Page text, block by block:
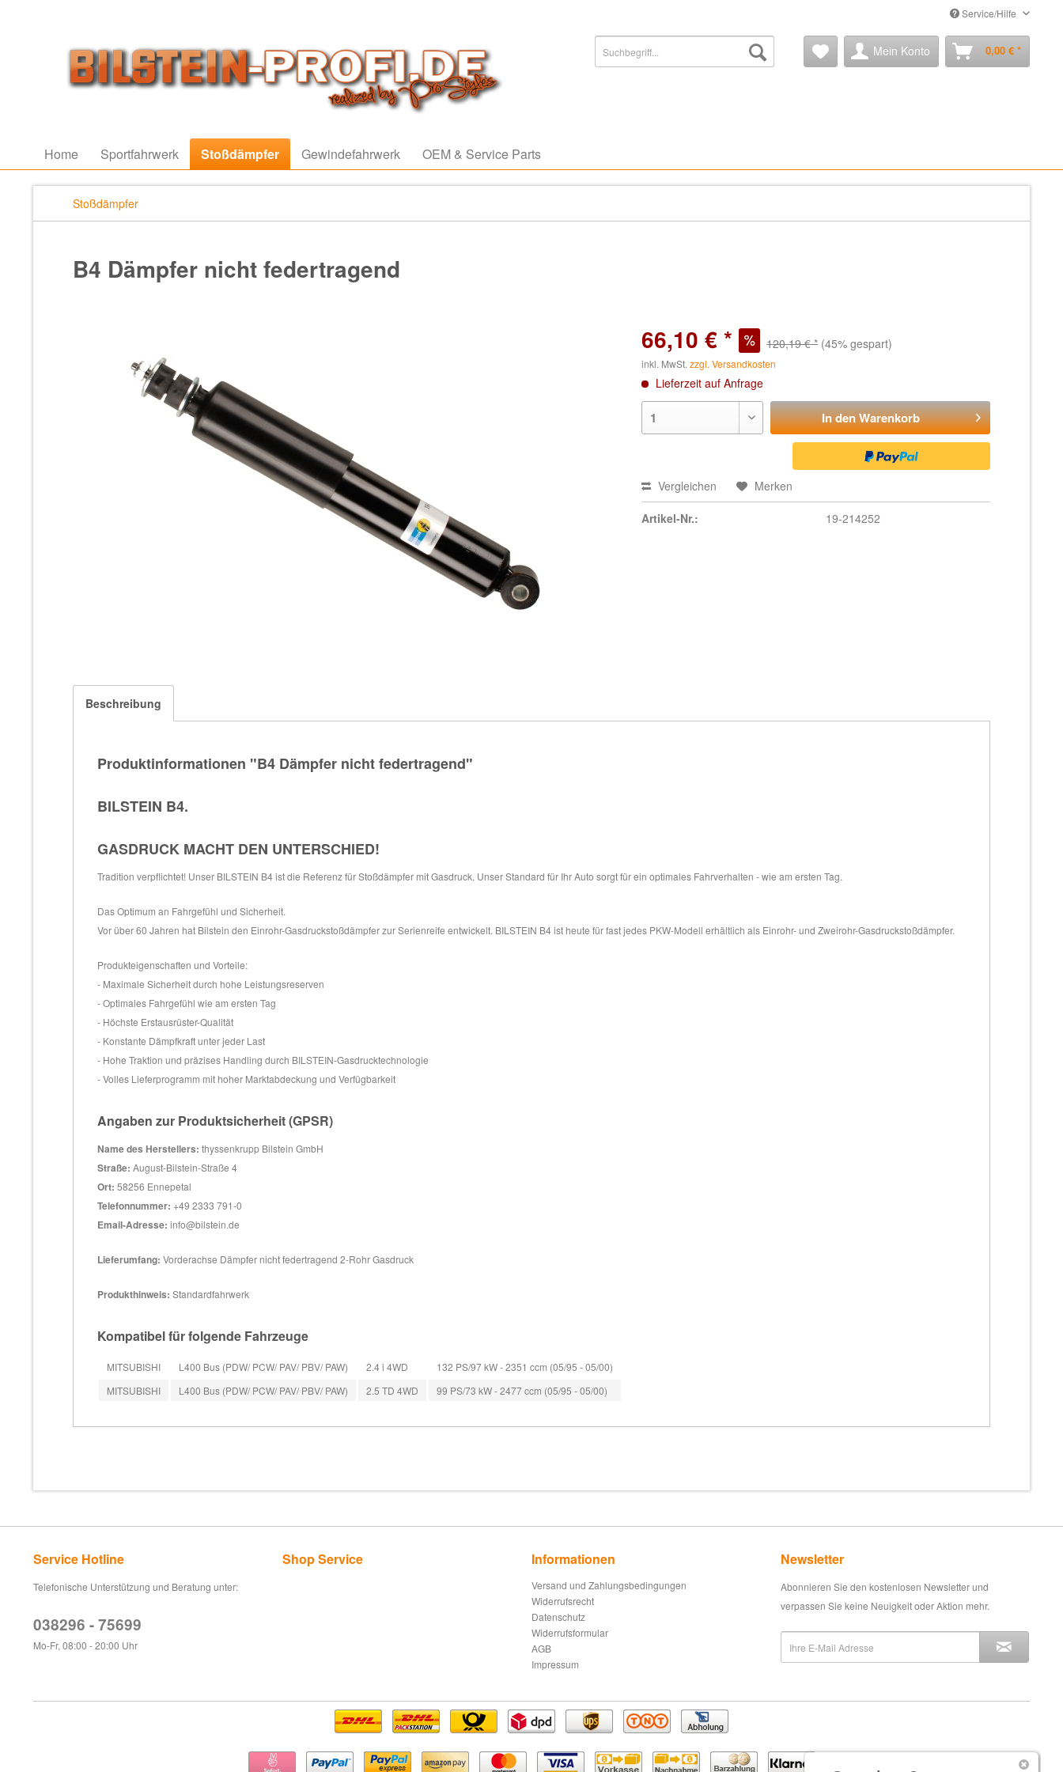
Service/Hilfe
Mein Konto 0,00 € *
Home Sportfahrwerk Stoßdämpfer Gewindefahrwerk OEM & Service Parts
Stoßdämpfer
B4 Dämpfer nicht federtragend
66,10 € * 120,19 € * (45% gespart)
inkl. MwSt.zzgl. Versandkosten
Lieferzeit auf Anfrage
In denWarenkorb
Vergleichen Merken
Artikel-Nr.: 19-214252
Beschreibung
Produktinformationen "B4 Dämpfer nicht federtragend"
BILSTEIN B4.
GASDRUCK MACHT DEN UNTERSCHIED!
Tradition verpflichtet! Unser BILSTEIN B4 ist die Referenz für Stoßdämpfer mit Gasdruck. Unser Standard für Ihr Auto sorgt für ein optimales Fahrverhalten - wie am ersten Tag.
Das Optimum an Fahrgefühl und Sicherheit.
Vor über 60 Jahren hat Bilstein den Einrohr-Gasdruckstoßdämpfer zur Serienreife entwickelt. BILSTEIN B4 ist heute für fast jedes PKW-Modell erhältlich als Einrohr- und Zweirohr-Gasdruckstoßdämpfer.
Produkteigenschaften und Vorteile:
- Maximale Sicherheit durch hohe Leistungsreserven
- Optimales Fahrgefühl wie am ersten Tag
- Höchste Erstausrüster-Qualität
- Konstante Dämpfkraft unter jeder Last
- Hohe Traktion und präzises Handling durch BILSTEIN-Gasdrucktechnologie
- Volles Lieferprogramm mit hoher Marktabdeckung und Verfügbarkeit
Angaben zur Produktsicherheit (GPSR)
Name des Herstellers: thyssenkrupp Bilstein GmbH
Straße: August-Bilstein-Straße 4
Ort: 58256 Ennepetal
Telefonnummer: +49 2333 791-0
Email-Adresse: info@bilstein.de
Lieferumfang: Vorderachse Dämpfer nicht federtragend 2-Rohr Gasdruck
Produkthinweis: Standardfahrwerk
Kompatibel für folgende Fahrzeuge
MITSUBISHI L400 Bus (PDW/ PCW/ PAV/ PBV/ PAW) 2.4 i 4WD
132 PS/97 kW - 2351 ccm (05/95 - 05/00)
MITSUBISHI
L400 Bus (PDW/ PCW/ PAV/ PBV/ PAW) 2.5 TD 4WD 99 PS/73 kW - 2477 ccm (05/95 - 05/00)
Service Hotline
Telefonische Unterstützung und Beratung unter:
038296 - 75699
Mo-Fr, 08:00 - 20:00 Uhr
Shop Service Informationen
Versand und Zahlungsbedingungen
Widerrufsrecht
Datenschutz
Widerrufsformular
AGB
Impressum
Newsletter
Abonnieren Sie den kostenlosen Newsletter und
verpassen Sie keine Neuigkeit oder Aktion mehr.